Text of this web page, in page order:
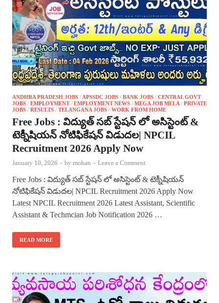
ANDHRA PRADESH JOBS / APSSDC JOBS / BANK JOBS / CENTRAL GOVT
JOBS / EMPLOYMENT/ EMPLOYMENT NEWS / MEGA JOB MELA / PRIVATE
JOBS / RESULTS / TELANGANA JOBS / WORK FROM HOME
Free Jobs : విద్యుత్ సబ్ స్టేషన్ లో అసిస్టెంట్ &
టెక్నీషియన్ నోటిఫికేషన్ విడుదల| NPCIL
Recruitment 2026 Apply Now
January 10, 2026 - by mohan - Leave a Comment
Free Jobs : విద్యుత్ సబ్ స్టేషన్ లో అసిస్టెంట్ & టెక్నీషియన్
నోటిఫికేషన్ విడుదల| NPCIL Recruitment 2026 Apply Now
Latest NPCIL Recruitment 2026 Latest Assistant, Scientific
Assistant & Techmcian Job Notification 2026 …
READ MORE